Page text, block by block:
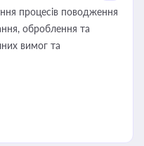
процесів поводження
оброблення та
вимог та